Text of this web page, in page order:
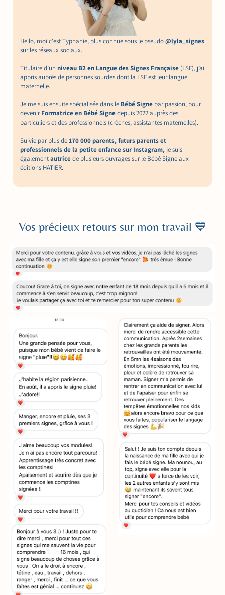
Hello, moi c'est Typhanie, plus connue sous le pseudo@lyla_signes
sur les réseaux sociaux.
Titulaire d’un niveau B2 en Langue des Signes Française (LSF), j’ai
appris auprès de personnes sourdes dont la LSF est leur langue
maternelle.
Je me suis ensuite spécialisée dans le Bébé Signe par passion, pour
devenirFormatrice en Bébé Signedepuis 2022 auprès des
particuliers et des professionnels (crèches, assistantes maternelles).
Suivie par plus de170 000 parents, futurs parents et
professionnels de la petite enfance sur Instagram, je suis
égalementautricede plusieurs ouvrages sur le Bébé Signe aux
éditions HATIER.
Vos précieux retours sur mon travail 💙